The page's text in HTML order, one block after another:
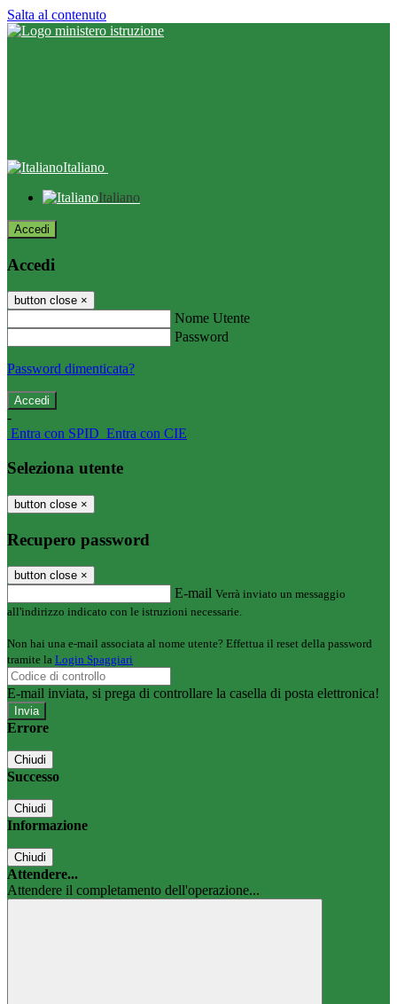
Salta al contenuto
Italiano
Italiano
Accedi
Accedi
button close ×
Nome Utente
Password
Password dimenticata?
-
Entra con SPID Entra con CIE
Seleziona utente
button close ×
Recupero password
button close ×
E-mail Verrà inviato un messaggio
all'indirizzo indicato con le istruzioni necessarie.
Non hai una e-mail associata al nome utente? Effettua il reset della password
tramite la Login Spaggiari
E-mail inviata, si prega di controllare la casella di posta elettronica!
Errore
Chiudi
Successo
Chiudi
Informazione
Chiudi
Attendere...
Attendere il completamento dell'operazione...